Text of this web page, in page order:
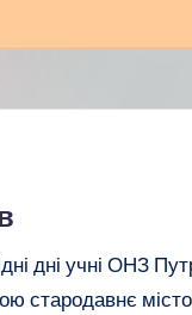
дні учні ОНЗ
стародавнє